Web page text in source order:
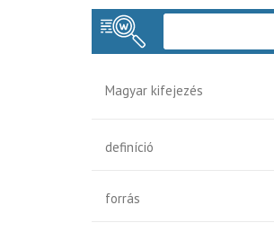
Magyar kifejezés
definíció
forrás